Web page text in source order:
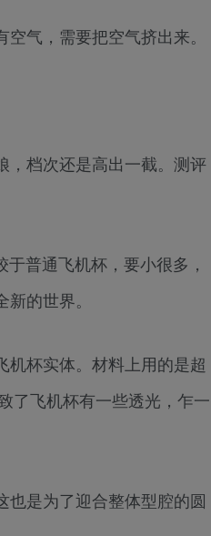
气，需要把空气挤出来。
，档次还是高出一截。测评
普通飞机杯，要小很多，
的世界。
杯实体。材料上用的是超
了飞机杯有一些透光，乍一
是为了迎合整体型腔的圆